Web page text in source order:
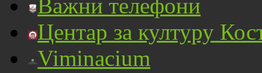
Важни телефони
Центар за културу
Viminacium